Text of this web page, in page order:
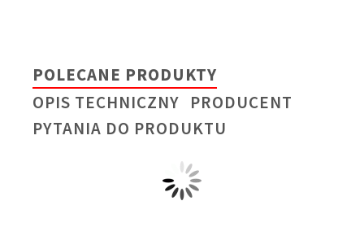
POLECANE PRODUKTY
OPIS TECHNICZNY PRODUCENT
PYTANIA DO PRODUKTU